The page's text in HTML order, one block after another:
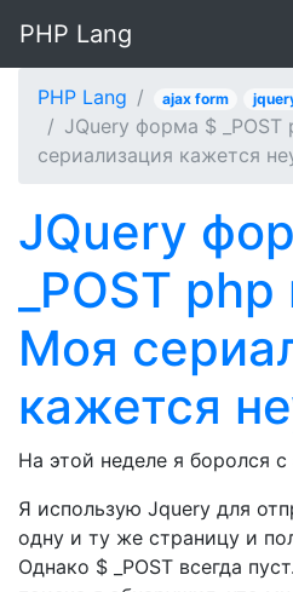
PHP Lang
PHP Lang ajax form
JQuery форма $ _POST
сериализация кажется
JQuery
_POST
Моя
кажется
На этой неделе я боролся с
Я использую Jquery для
одну и ту же страницу и
Однако $ _POST всегда